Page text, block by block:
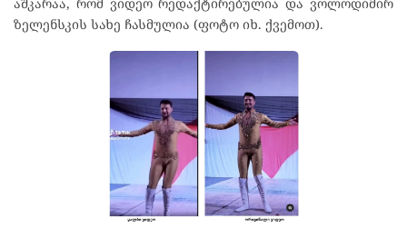
ზელენსკის სახე ჩასმულია (ფოტო იხ. ქვემოთ).